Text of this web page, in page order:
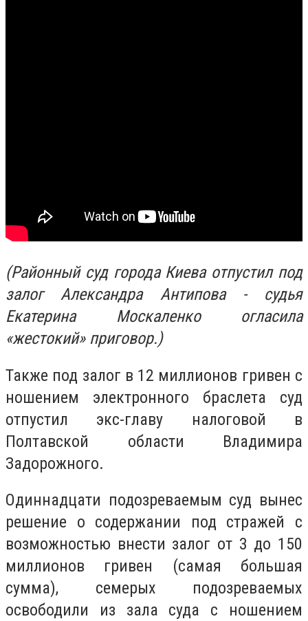
(Районный суд города Киева отпустил под
залог Александра Антипова - судья
Екатерина Москаленко огласила
«жестокий» приговор.)
Также под залог в 12 миллионов гривен с
ношением электронного браслета суд
отпустил экс-главу налоговой в
Полтавской области Владимира
Задорожного.
Одиннадцати подозреваемым суд вынес
решение о содержании под стражей с
возможностью внести залог от 3 до 150
миллионов гривен (самая большая
сумма), семерых подозреваемых
освободили из зала суда с ношением